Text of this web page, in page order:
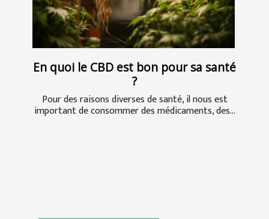
En quoi le CBD est bon pour sa santé
?
Pour des raisons diverses de santé, il nous est
important de consommer des médicaments, des...